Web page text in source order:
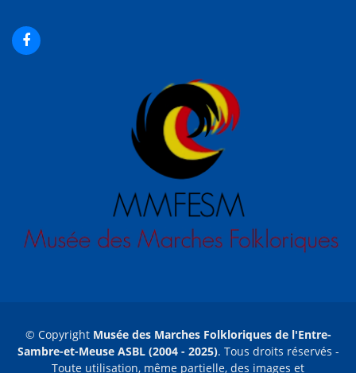
© Copyright Musée des Marches Folkloriques de l'Entre-
Sambre-et-Meuse ASBL (2004 - 2025). Tous droits réservés -
Toute utilisation, même partielle, des images et